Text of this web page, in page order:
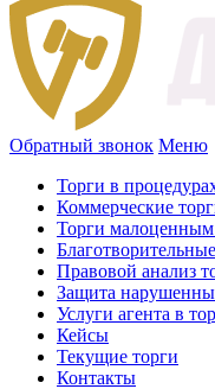
Обратный звонок Меню
Торги в
Коммерческие
Торги
Правовой анализ
Защита
Услуги агента в
Кейсы
Текущие торги
Контакты